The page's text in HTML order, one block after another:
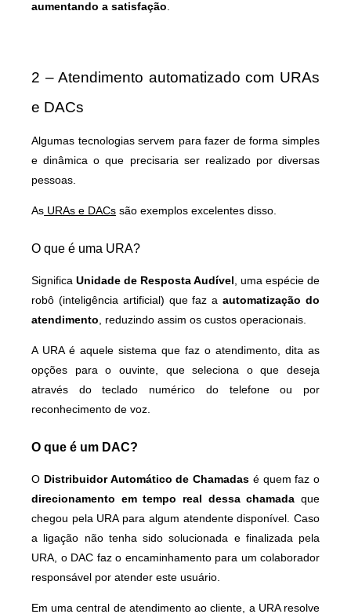
aumentando a satisfação.
2 – Atendimento automatizado com URAs
e DACs
Algumas tecnologias servem para fazer de forma simples
e dinâmica o que precisaria ser realizado por diversas
pessoas.
As URAs e DACs são exemplos excelentes disso.
O que é uma URA?
Significa Unidade de Resposta Audível
, uma espécie de
robô (inteligência artificial) que faz aautomatização do
atendimento , reduzindo assim os custos operacionais.
A URA é aquele sistema que faz o atendimento, dita as
opções para o ouvinte, que seleciona o que deseja
através do teclado numérico do telefone ou por
reconhecimento de voz.
O que é um DAC?
O Distribuidor Automático de Chamadas é quem faz o
direcionamento em tempo real dessa chamada que
chegou pela URA para algum atendente disponível. Caso
a ligação não tenha sido solucionada e finalizada pela
URA, o DAC faz o encaminhamento para um colaborador
responsável por atender este usuário.
Em uma central de atendimento ao cliente, a URA resolve